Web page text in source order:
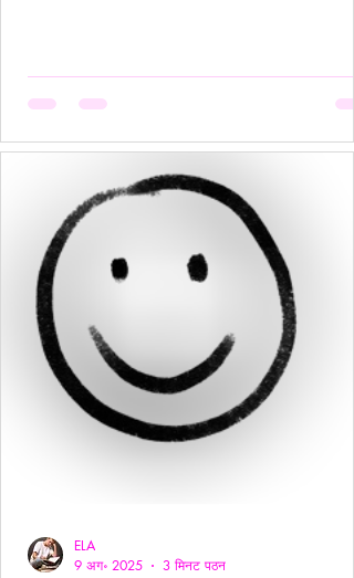
सूखती है जब उसकी पसंदें "गृहस्थी के तवे" में जल कर
ELA
9 अग॰ 2025
3 मिनट पठन